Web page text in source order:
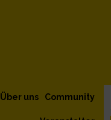
Community
Über uns